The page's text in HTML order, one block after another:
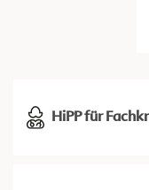
HiPP für